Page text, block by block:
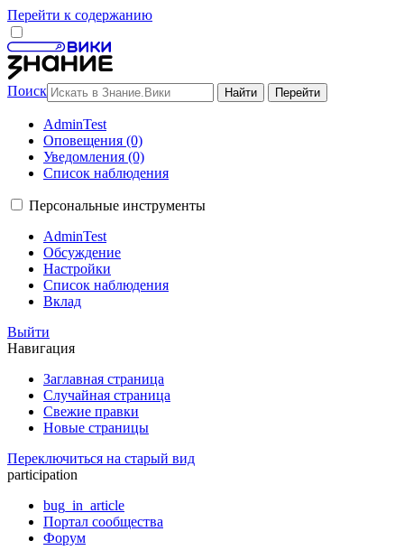
Перейти к содержанию
Поиск
AdminTest
Оповещения (0)
Уведомления (0)
Список наблюдения
Персональные инструменты
AdminTest
Обсуждение
Настройки
Список наблюдения
Вклад
Выйти
Навигация
Заглавная страница
Случайная страница
Свежие правки
Новые страницы
Переключиться на старый вид
participation
bug_in_article
Портал сообщества
Форум